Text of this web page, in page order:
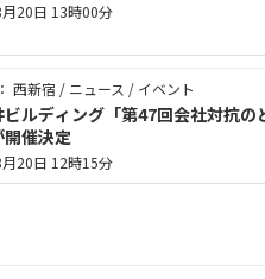
20日 13時00分
西新宿 / ニュース / イベント
ルディング「第47回会社対抗の
催決定
20日 12時15分